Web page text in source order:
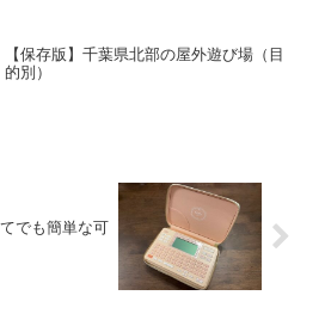
【保存版】千葉県北部の屋外遊び場（目
的別）
でも簡単な可